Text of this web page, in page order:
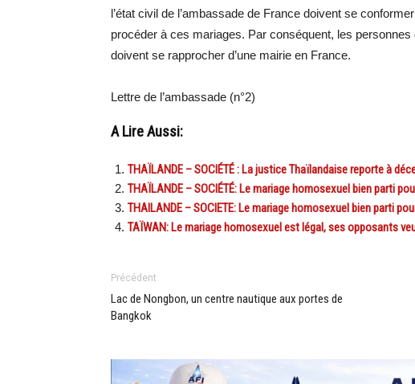
l’état civil de l’ambassade de France doivent se
procéder à ces mariages. Par conséquent, les
doivent se rapprocher d’une mairie en France.
Lettre de l’ambassade (n°2)
A Lire Aussi:
THAÏLANDE – SOCIÉTÉ : La justice Thaïlandaise reporte à
THAÏLANDE – SOCIÉTÉ: Le mariage homosexuel bien parti
THAILANDE – SOCIETE: Le mariage homosexuel bien parti
TAÏWAN: Le mariage homosexuel est légal, ses opposants
Précédent
Lac de Nongbon, un centre nautique aux portes de
Bangkok